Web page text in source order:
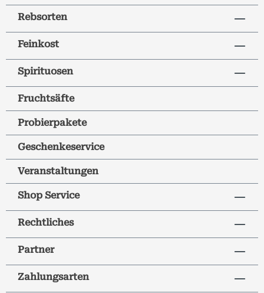
Rebsorten
Feinkost
Spirituosen
Fruchtsäfte
Probierpakete
Geschenkeservice
Veranstaltungen
Shop Service
Rechtliches
Partner
Zahlungsarten